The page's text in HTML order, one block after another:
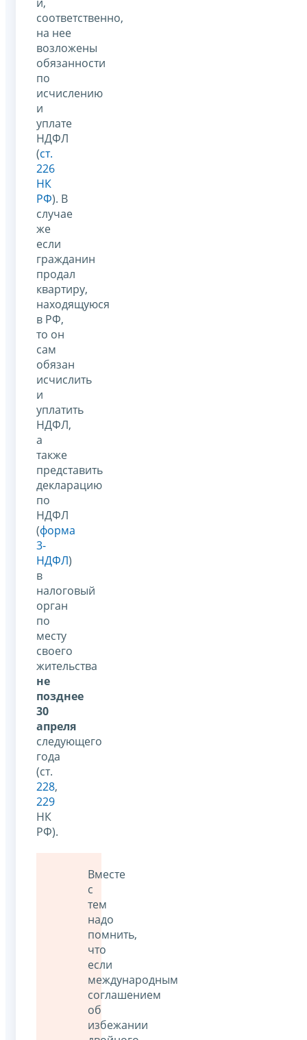
и,
соответственно,
на нее
возложены
обязанности
по
исчислению
и
уплате
НДФЛ
(ст.
226
НК
РФ). В
случае
же
если
гражданин
продал
квартиру,
находящуюся
в РФ,
то он
сам
обязан
исчислить
и
уплатить
НДФЛ,
а
также
представить
декларацию
по
НДФЛ
(форма
3-
НДФЛ)
в
налоговый
орган
по
месту
своего
жительства
не
позднее
30
апреля
следующего
года
(ст.
228,
229
НК
РФ).
Вместе
с
тем
надо
помнить,
что
если
международным
соглашением
об
избежании